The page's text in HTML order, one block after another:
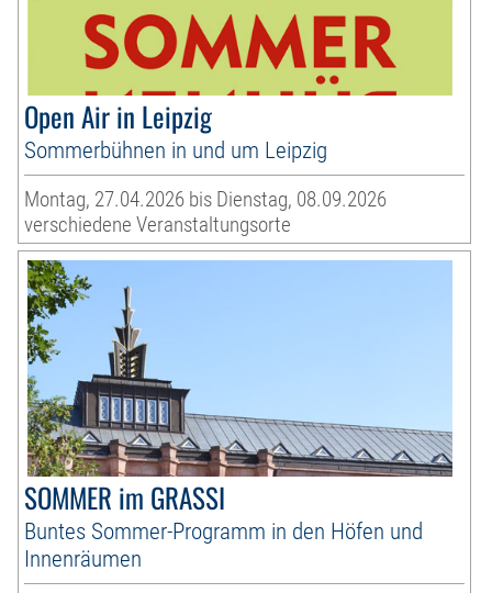
Open Air in Leipzig
Sommerbühnen in und um Leipzig
Montag, 27.04.2026 bis Dienstag, 08.09.2026
verschiedene Veranstaltungsorte
SOMMER im GRASSI
Buntes Sommer-Programm in den Höfen und
Innenräumen